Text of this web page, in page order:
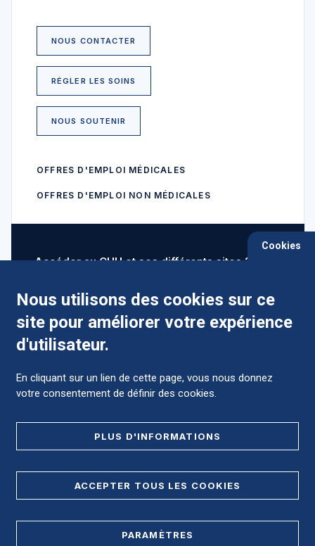
NOUS CONTACTER
RÉGLER LES SOINS
NOUS SOUTENIR
OFFRES D'EMPLOI MÉDICALES
OFFRES D'EMPLOI NON MÉDICALES
Accéder au CHU et ses différents sites ?
Comment préparer mon hospitalisation ?
PLAN DE SITE
Cookies
Nous utilisons des cookies sur ce
site pour améliorer votre expérience
d'utilisateur.
En cliquant sur un lien de cette page, vous nous donnez
votre consentement de définir des cookies.
PLUS D'INFORMATIONS
ACCEPTER TOUS LES COOKIES
PARAMÈTRES